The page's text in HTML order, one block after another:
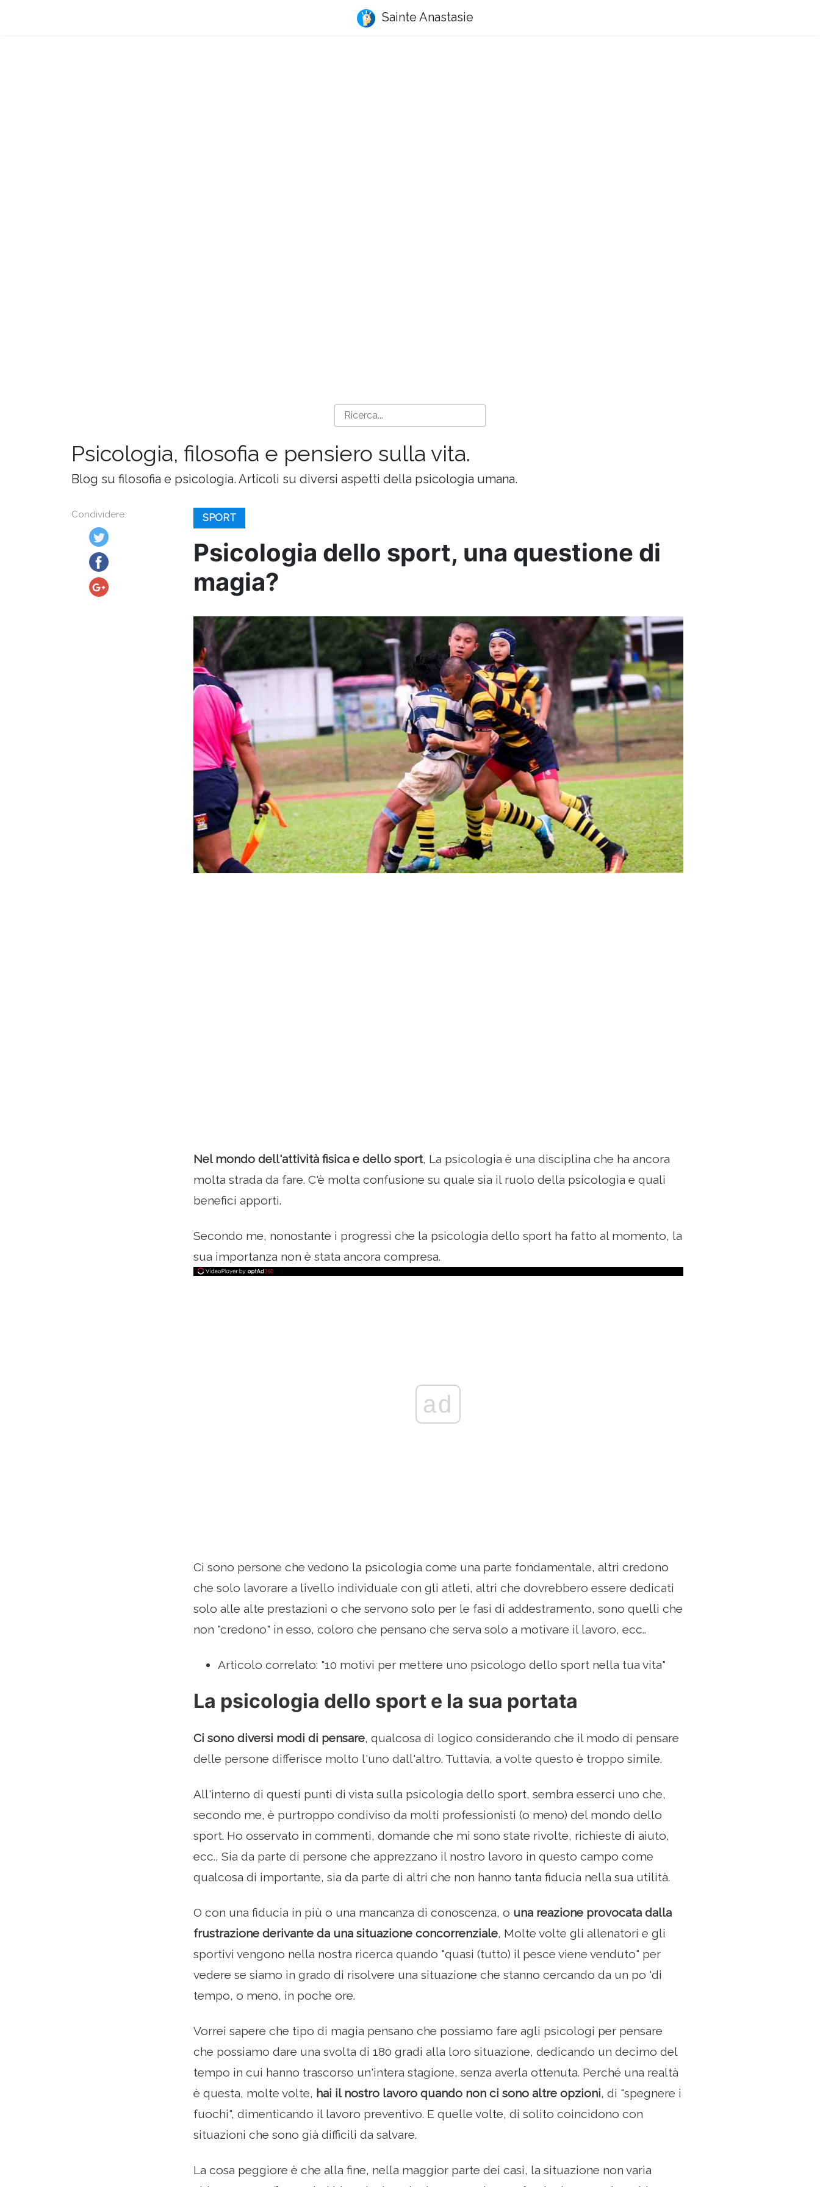
Sainte Anastasie
Psicologia, filosofia e pensiero sulla vita.
Blog su filosofia e psicologia. Articoli su diversi aspetti della psicologia umana.
Condividere: SPORT
Psicologia dello sport, una questione di
magia?
Nel mondo dell'attività fisica e dello sport, La psicologia è una disciplina che ha ancora
molta strada da fare. C'è molta confusione su quale sia il ruolo della psicologia e quali
benefici apporti.
Secondo me, nonostante i progressi che la psicologia dello sport ha fatto al momento, la
sua importanza non è stata ancora compresa.
ad
Ci sono persone che vedono la psicologia come una parte fondamentale, altri credono
che solo lavorare a livello individuale con gli atleti, altri che dovrebbero essere dedicati
solo alle alte prestazioni o che servono solo per le fasi di addestramento, sono quelli che
non "credono" in esso, coloro che pensano che serva solo a motivare il lavoro, ecc..
Articolo correlato: "10 motivi per mettere uno psicologo dello sport nella tua vita"
La psicologia dello sport e la sua portata
Ci sono diversi modi di pensare, qualcosa di logico considerando che il modo di pensare
delle persone differisce molto l'uno dall'altro. Tuttavia, a volte questo è troppo simile.
All'interno di questi punti di vista sulla psicologia dello sport, sembra esserci uno che,
secondo me, è purtroppo condiviso da molti professionisti (o meno) del mondo dello
sport. Ho osservato in commenti, domande che mi sono state rivolte, richieste di aiuto,
ecc., Sia da parte di persone che apprezzano il nostro lavoro in questo campo come
qualcosa di importante, sia da parte di altri che non hanno tanta fiducia nella sua utilità.
O con una fiducia in più o una mancanza di conoscenza, o una reazione provocata dalla
frustrazione derivante da una situazione concorrenziale, Molte volte gli allenatori e gli
sportivi vengono nella nostra ricerca quando "quasi (tutto) il pesce viene venduto" per
vedere se siamo in grado di risolvere una situazione che stanno cercando da un po 'di
tempo, o meno, in poche ore.
Vorrei sapere che tipo di magia pensano che possiamo fare agli psicologi per pensare
che possiamo dare una svolta di 180 gradi alla loro situazione, dedicando un decimo del
tempo in cui hanno trascorso un'intera stagione, senza averla ottenuta. Perché una realtà
è questa, molte volte, hai il nostro lavoro quando non ci sono altre opzioni, di "spegnere i
fuochi", dimenticando il lavoro preventivo. E quelle volte, di solito coincidono con
situazioni che sono già difficili da salvare.
La cosa peggiore è che alla fine, nella maggior parte dei casi, la situazione non varia